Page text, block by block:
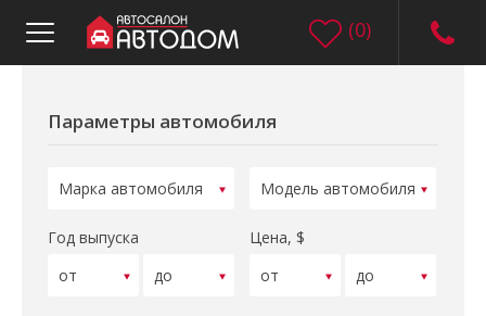
(0)
Параметры автомобиля
Год выпуска Цена, $